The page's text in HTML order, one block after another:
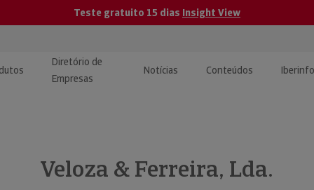
Teste gratuito 15 dias Insight View
e Monitorização de
Diretório de
Empresas
Notícias Conteúdos
| Estudos e
Veloza & Ferreira, Lda.